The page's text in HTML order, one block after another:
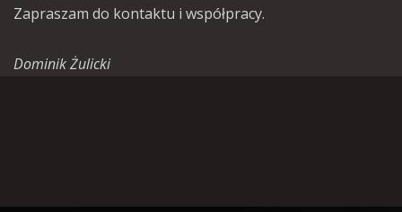
Zapraszam do kontaktu i współpracy.
Dominik Żulicki